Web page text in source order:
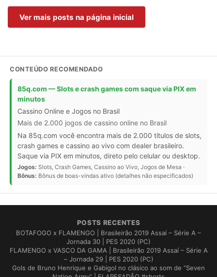
Ver mais posts na página inicial
CONTEÚDO RECOMENDADO
85q.com — Slots e crash games com saque via PIX em
minutos
Cassino Online e Jogos no Brasil
Mais de 2.000 jogos de cassino online no Brasil
Na 85q.com você encontra mais de 2.000 títulos de slots,
crash games e cassino ao vivo com dealer brasileiro.
Saque via PIX em minutos, direto pelo celular ou desktop.
Jogos: Slots, Crash Games, Cassino ao Vivo, Jogos de Mesa ·
Bônus: Bônus de boas-vindas ativo (detalhes não especificados)
POSTS RECENTES
BOTAFOGO x FLAMENGO | Brasileirão 2019 Assaí – Série A –
Jornada 30 | PES 2020 (PC)
FLAMENGO x VASCO DA GAMA | Brasileirão 2019 Assaí – Série A
– Jornada 29 | PES 2020 (PC)
Gols de Bruno Henrique e Gabigol no clásico ao som de “Seven